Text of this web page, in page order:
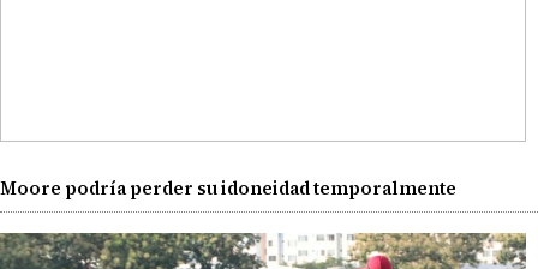
Moore podría perder su idoneidad temporalmente